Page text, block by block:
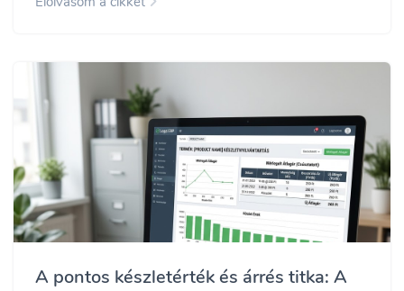
A pontos készletérték és árrés titka: A